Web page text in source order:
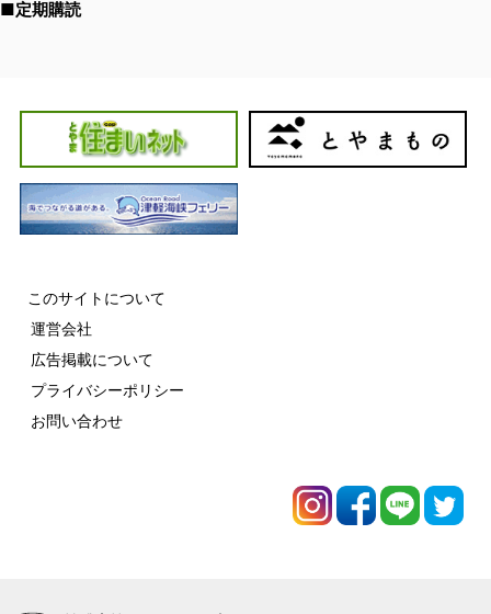
■定期購読
このサイトについて
運営会社
広告掲載について
プライバシーポリシー
お問い合わせ